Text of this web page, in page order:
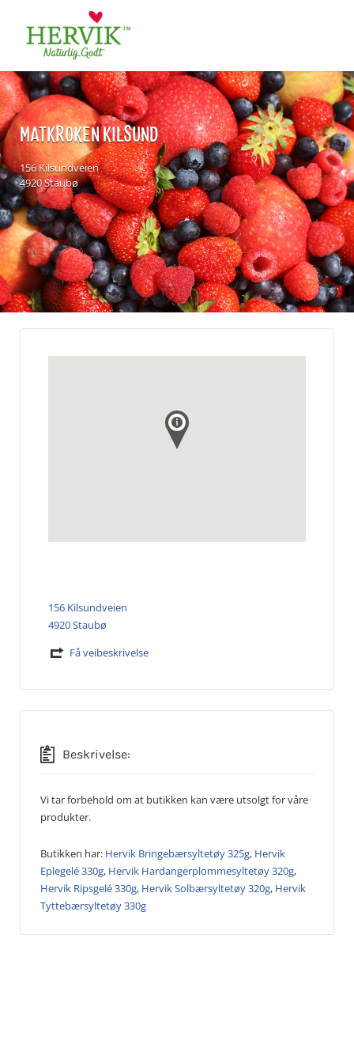
for:
MATKROKEN KILSUND
156 Kilsundveien
4920 Staubø
156 Kilsundveien
4920 Staubø
Få veibeskrivelse
Beskrivelse:
Vi tar forbehold om at butikken kan være utsolgt for våre
produkter.
Butikken har: Hervik Bringebærsyltetøy 325g, Hervik
Eplegelé 330g, Hervik Hardangerplommesyltetøy 320g,
Hervik Ripsgelé 330g, Hervik Solbærsyltetøy 320g, Hervik
Tyttebærsyltetøy 330g